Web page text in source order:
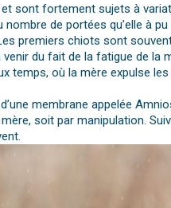
sont fortement sujets à
nombre de portées qu’elle à
premiers chiots sont
du fait de la fatigue de la
temps, où la mère expulse
membrane appelée
soit par manipulation.